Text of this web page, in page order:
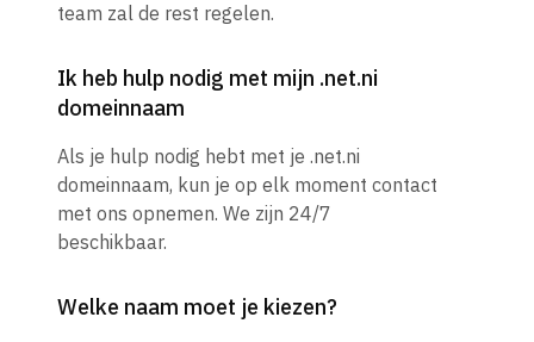
team zal de rest regelen.
Ik heb hulp nodig met mijn .net.ni
domeinnaam
Als je hulp nodig hebt met je .net.ni
domeinnaam, kun je op elk moment contact
met ons opnemen. We zijn 24/7
beschikbaar.
Welke naam moet je kiezen?